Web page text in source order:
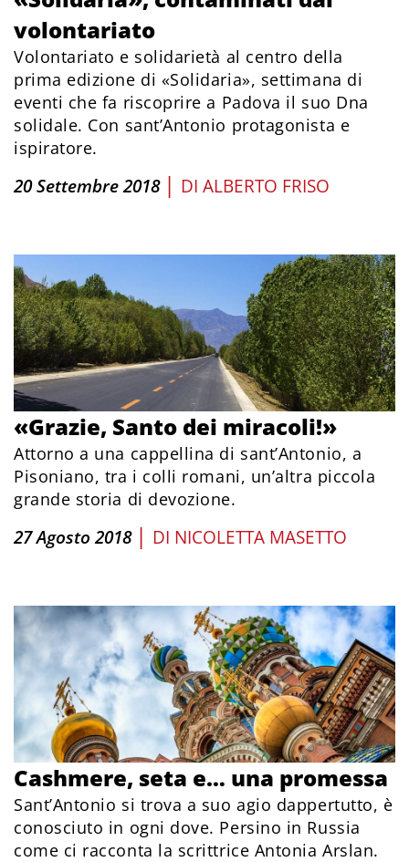
volontariato
Volontariato e solidarietà al centro della
prima edizione di «Solidaria», settimana di
eventi che fa riscoprire a Padova il suo Dna
solidale. Con sant’Antonio protagonista e
ispiratore.
20 Settembre 2018 | DI ALBERTO FRISO
«Grazie, Santo dei miracoli!»
Attorno a una cappellina di sant’Antonio, a
Pisoniano, tra i colli romani, un’altra piccola
grande storia di devozione.
27 Agosto 2018 | DI NICOLETTA MASETTO
Cashmere, seta e… una promessa
Sant’Antonio si trova a suo agio dappertutto, è
conosciuto in ogni dove. Persino in Russia
come ci racconta la scrittrice Antonia Arslan.